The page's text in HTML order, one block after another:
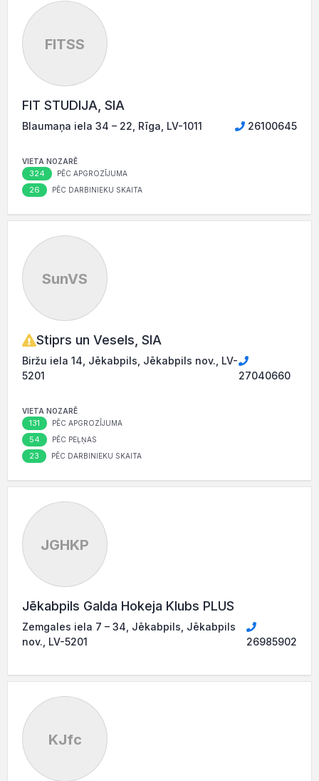
FITSS
FIT STUDIJA, SIA
Blaumaņa iela 34 – 22, Rīga, LV-1011 26100645
VIETA NOZARĒ
324 PĒC APGROZĪJUMA
26 PĒC DARBINIEKU SKAITA
SunVS
Stiprs un Vesels, SIA
Biržu iela 14, Jēkabpils, Jēkabpils nov., LV-
5201
27040660
VIETA NOZARĒ
131 PĒC APGROZĪJUMA
54 PĒC PEĻŅAS
23 PĒC DARBINIEKU SKAITA
JGHKP
Jēkabpils Galda Hokeja Klubs PLUS
Zemgales iela 7 – 34, Jēkabpils, Jēkabpils
nov., LV-5201
26985902
KJfc